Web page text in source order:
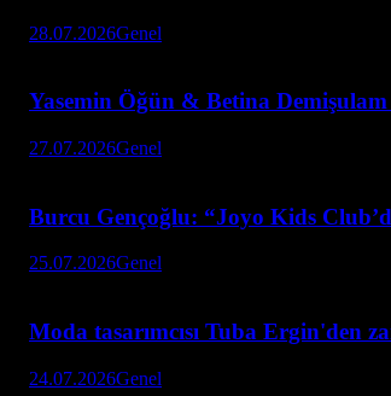
28.07.2026Genel
Yasemin Öğün & Betina
27.07.2026Genel
Burcu Gençoğlu: “Joyo Kids
25.07.2026Genel
Moda tasarımcısı Tuba Ergin'den
24.07.2026Genel